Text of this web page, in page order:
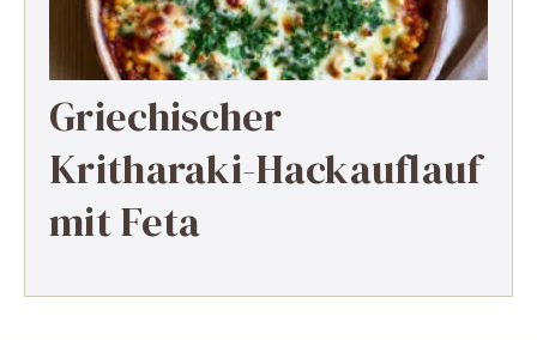
Griechischer
Kritharaki-Hackauflauf
mit Feta